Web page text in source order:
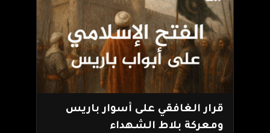
قرار الغافقي على أسوار باريس
ومعركة بلاط الشهداء